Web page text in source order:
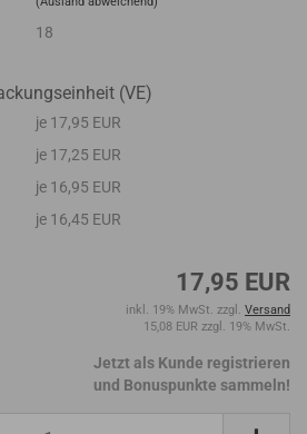
18
(VE)
je 17,95 EUR
je 17,25 EUR
je 16,95 EUR
je 16,45 EUR
17,95 EUR
inkl. 19% MwSt. zzgl. Versand
15,08 EUR zzgl. 19% MwSt.
Jetzt als Kunde registrieren
und Bonuspunkte sammeln!